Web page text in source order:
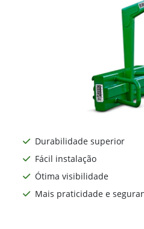
Durabilidade superior
Fácil instalação
Ótima visibilidade
Mais praticidade e